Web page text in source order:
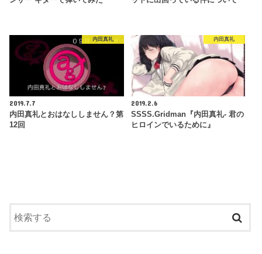
内田真礼
2019.7.7
内田真礼とおはなししません？第
12回
内田真礼
2019.2.6
SSSS.Gridman『内田真礼- 君の
ヒロインでいるために』